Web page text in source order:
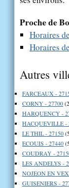
Proche de
Horaires
Horaires
Autres
FARCEAUX -
CORNY - 27700
HARQUENCY -
HACQUEVILLE -
LE THIL - 27150
ECOUIS - 27440
COUDRAY -
LES ANDELYS -
NOJEON EN
GUISENIERS -